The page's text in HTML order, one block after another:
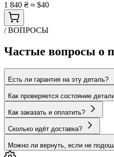
1 840 ₴ ≈ $40
/ ВОПРОСЫ
Частые вопросы о
Есть ли гарантия на эту деталь?
Как проверяется состояние
Как заказать и оплатить?
Сколько идёт доставка?
Можно ли вернуть, если не